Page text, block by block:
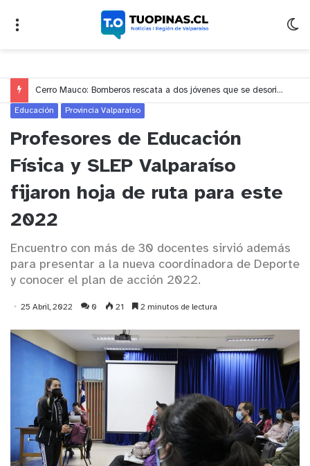
Cerro Mauco: Bomberos rescata a dos jóvenes que se desorientaron durante una caminata
Educación Provincia Valparaíso
Profesores de Educación
Física y SLEP Valparaíso
fijaron hoja de ruta para este
2022
Encuentro con más de 30 docentes sirvió además
para presentar a la nueva coordinadora de Deporte
y conocer el plan de acción 2022.
25 Abril, 2022 0 21 2 minutos de lectura